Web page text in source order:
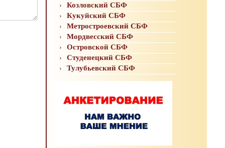
Козловский СБФ
Кукуйский СБФ
Метростроевский СБФ
Мордвесский СБФ
Островской СБФ
Студенецкий СБФ
Тулубьевский СБФ